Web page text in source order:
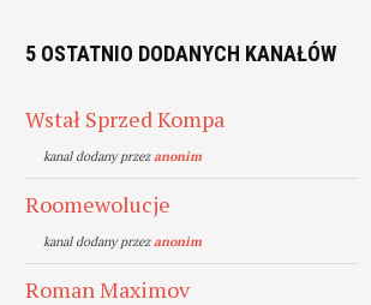
5 OSTATNIO DODANYCH KANAŁÓW
Wstał Sprzed Kompa
kanal dodany przezanonim
Roomewolucje
kanal dodany przezanonim
Roman Maximov